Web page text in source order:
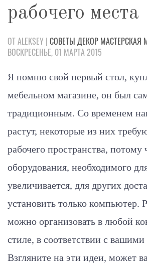
рабочего места
ОТ ALEKSEY | СОВЕТЫ ДЕКОР МАСТЕРСКАЯ
ВОСКРЕСЕНЬЕ, 01 МАРТА 2015
Я помню свой первый стол,
мебельном магазине, он был
традиционным. Со временем
растут, некоторые из них
рабочего пространства, потому
оборудования, необходимого
увеличивается, для других
установить только компьютер.
можно организовать в любой
стиле, в соответствии с
Взгляните на эти идеи, может